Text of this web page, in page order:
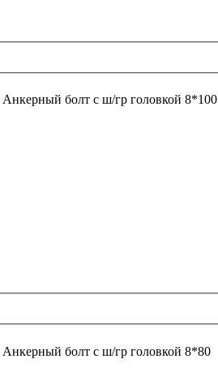
Анкерный болт с ш/гр головкой 8*100
Анкерный болт с ш/гр головкой 8*80